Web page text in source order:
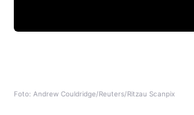
Foto: Andrew Couldridge/Reuters/Ritzau Scanpix